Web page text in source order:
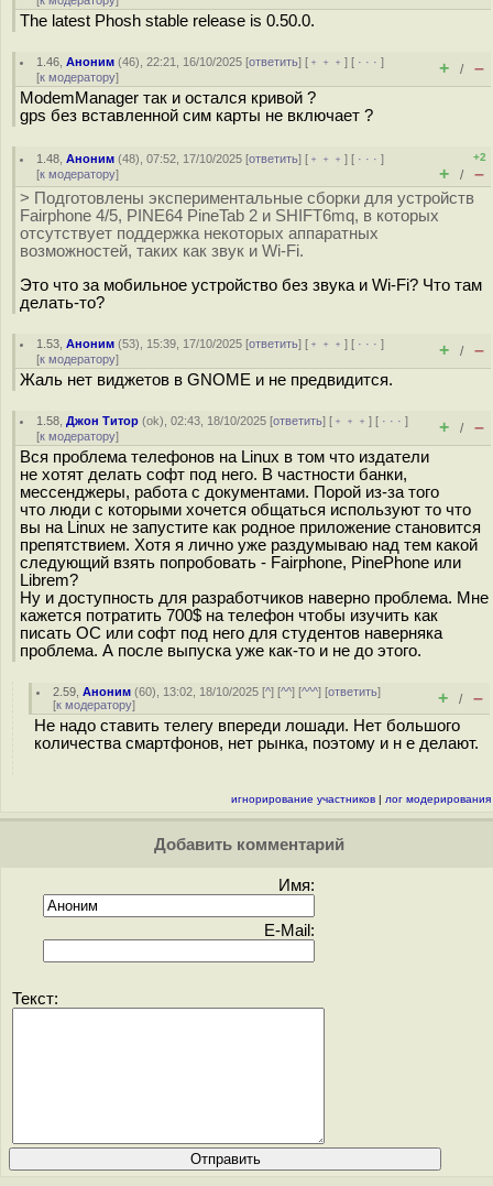
The latest Phosh stable release is 0.50.0.
1.46 ,Аноним (46), 22:21, 16/10/2025 [ответить] [ ﹢﹢﹢] [ · · ·]
[к модератору] + / –
ModemManager так и остался кривой ?
gps без вставленной сим карты не включает ?
1.48 ,Аноним (48), 07:52, 17/10/2025 [ответить] [ ﹢﹢﹢] [ · · ·]
[к модератору]
+2
+ / –
> Подготовлены экспериментальные сборки для устройств
Fairphone 4/5, PINE64 PineTab 2 и SHIFT6mq, в которых
отсутствует поддержка некоторых аппаратных
возможностей, таких как звук и Wi-Fi.
Это что за мобильное устройство без звука и Wi-Fi? Что там
делать-то?
1.53 ,Аноним (53), 15:39, 17/10/2025 [ответить] [ ﹢﹢﹢] [ · · ·]
[к модератору] + / –
Жаль нет виджетов в GNOME и не предвидится.
1.58 ,Джон Титор (ok), 02:43, 18/10/2025 [ответить] [ ﹢﹢﹢] [ · · ·]
[к модератору] + / –
Вся проблема телефонов на Linux в том что издатели
не хотят делать софт под него. В частности банки,
мессенджеры, работа с документами. Порой из-за того
что люди с которыми хочется общаться используют то что
вы на Linux не запустите как родное приложение становится
препятствием. Хотя я лично уже раздумываю над тем какой
следующий взять попробовать - Fairphone, PinePhone или
Librem?
Ну и доступность для разработчиков наверно проблема. Мне
кажется потратить 700$ на телефон чтобы изучить как
писать ОС или софт под него для студентов наверняка
проблема. А после выпуска уже как-то и не до этого.
2.59 ,Аноним (60), 13:02, 18/10/2025 [^] [^^] [^^^] [ответить]
[к модератору] + / –
Не надо ставить телегу впереди лошади. Нет большого
количества смартфонов, нет рынка, поэтому и н е делают.
игнорирование участников | лог модерирования
Добавить комментарий
Имя:
E-Mail:
Текст: